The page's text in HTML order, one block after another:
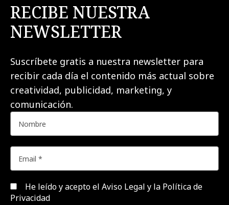
RECIBE NUESTRA
NEWSLETTER
Suscríbete gratis a nuestra newsletter para
recibir cada día el contenido más actual sobre
creatividad, publicidad, marketing, y
comunicación.
He leído y acepto el Aviso Legal y la Política de
Privacidad